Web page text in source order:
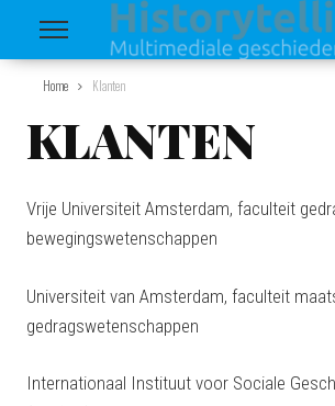
Home Klanten
KLANTEN
Vrije Universiteit Amsterdam, faculteit
bewegingswetenschappen
Universiteit van Amsterdam, faculteit
gedragswetenschappen
Internationaal Instituut voor Sociale